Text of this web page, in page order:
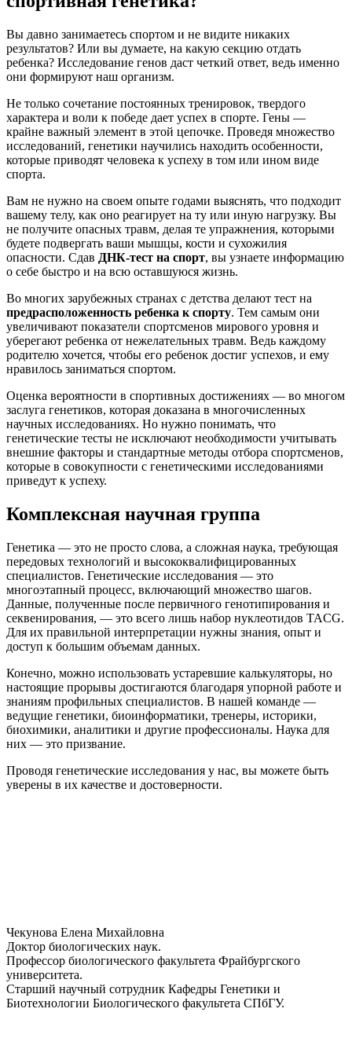
Вы давно занимаетесь спортом и не видите никаких
результатов? Или вы думаете, на какую секцию отдать
ребенка? Исследование генов даст четкий ответ, ведь именно
они формируют наш организм.
Не только сочетание постоянных тренировок, твердого
характера и воли к победе дает успех в спорте. Гены —
крайне важный элемент в этой цепочке. Проведя множество
исследований, генетики научились находить особенности,
которые приводят человека к успеху в том или ином виде
спорта.
Вам не нужно на своем опыте годами выяснять, что подходит
вашему телу, как оно реагирует на ту или иную нагрузку. Вы
не получите опасных травм, делая те упражнения, которыми
будете подвергать ваши мышцы, кости и сухожилия
опасности. Сдав ДНК-тест на спорт, вы узнаете информацию
о себе быстро и на всю оставшуюся жизнь.
Во многих зарубежных странах с детства делают тест на
предрасположенность ребенка к спорту. Тем самым они
увеличивают показатели спортсменов мирового уровня и
уберегают ребенка от нежелательных травм. Ведь каждому
родителю хочется, чтобы его ребенок достиг успехов, и ему
нравилось заниматься спортом.
Оценка вероятности в спортивных достижениях — во многом
заслуга генетиков, которая доказана в многочисленных
научных исследованиях. Но нужно понимать, что
генетические тесты не исключают необходимости учитывать
внешние факторы и стандартные методы отбора спортсменов,
которые в совокупности с генетическими исследованиями
приведут к успеху.
Комплексная научная группа
Генетика — это не просто слова, а сложная наука, требующая
передовых технологий и высококвалифицированных
специалистов. Генетические исследования — это
многоэтапный процесс, включающий множество шагов.
Данные, полученные после первичного генотипирования и
секвенирования, — это всего лишь набор нуклеотидов TACG.
Для их правильной интерпретации нужны знания, опыт и
доступ к большим объемам данных.
Конечно, можно использовать устаревшие калькуляторы, но
настоящие прорывы достигаются благодаря упорной работе и
знаниям профильных специалистов. В нашей команде —
ведущие генетики, биоинформатики, тренеры, историки,
биохимики, аналитики и другие профессионалы. Наука для
них — это призвание.
Проводя генетические исследования у нас, вы можете быть
уверены в их качестве и достоверности.
Чекунова Елена Михайловна
Доктор биологических наук.
Профессор биологического факультета Фрайбургского
университета.
Старший научный сотрудник Кафедры Генетики и
Биотехнологии Биологического факультета СПбГУ.